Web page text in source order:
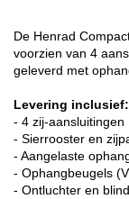
De Henrad
voorzien van 4
geleverd met
Levering inclusief:
- 4 zij-aansluitingen
- Sierrooster en
- Aangelaste
- Ophangbeugels
- Ontluchter en